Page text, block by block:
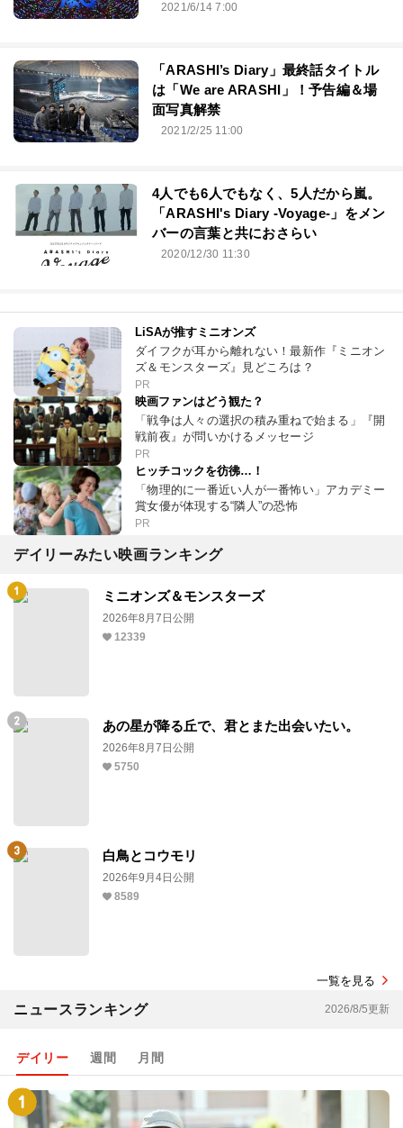
2021/6/14 7:00
「ARASHI’s Diary」最終話タイトル
は「We are ARASHI」！予告編＆場
面写真解禁
2021/2/25 11:00
4人でも6人でもなく、5人だから嵐。
「ARASHI's Diary -Voyage-」をメン
バーの言葉と共におさらい
2020/12/30 11:30
LiSAが推すミニオンズ
ダイフクが耳から離れない！最新作『ミニオン
ズ＆モンスターズ』見どころは？
PR
映画ファンはどう観た？
「戦争は人々の選択の積み重ねで始まる」『開
戦前夜』が問いかけるメッセージ
PR
ヒッチコックを彷彿…！
「物理的に一番近い人が一番怖い」アカデミー
賞女優が体現する“隣人”の恐怖
PR
デイリーみたい映画ランキング
ミニオンズ＆モンスターズ
2026年8月7日公開
12339
あの星が降る丘で、君とまた出会いたい。
2026年8月7日公開
5750
白鳥とコウモリ
2026年9月4日公開
8589
一覧を見る
ニュースランキング 2026/8/5更新
デイリー 週間 月間